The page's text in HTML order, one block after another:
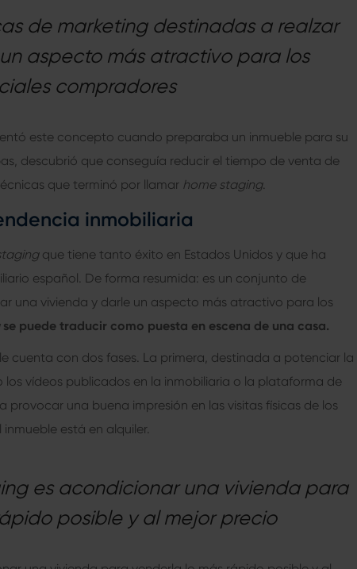
de marketing destinadas a realzar
aspecto más atractivo para los
compradores
este concepto cuando preparaba un inmueble para su
descubrió que conseguía reducir el tiempo de venta de
que terminó por llamar home staging.
inmobiliaria
que tiene tanto éxito en Estados Unidos y que ha
español. De forma resumida: es un conjunto de
una vivienda y darle un aspecto más atractivo para los
se puede traducir como puesta en escena de una casa.
cuenta con dos fases. La primera, destinada a potenciar la
vídeos publicados en la inmobiliaria o la plataforma de
una buena impresión en las visitas físicas de los
está en alquiler.
es acondicionar una vivienda para
posible y al mejor precio